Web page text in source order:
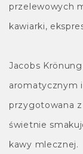
przelewowych
kawiarki,
Jacobs
aromatycznym
przygotowana
świetnie
kawy mlecznej.